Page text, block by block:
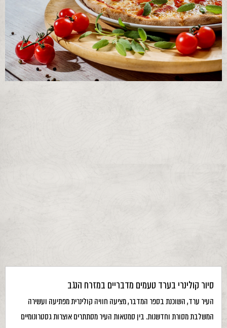
סיור קולינרי בערד טעמים מדבריים במזרח הנגב
העיר ערד, השוכנת בספר המדבר, מציעה חוויה קולינרית מפתיעה ועשירה
המשלבת מסורת וחדשנות. בין סמטאות העיר מסתתרים אוצרות גסטרונומיים